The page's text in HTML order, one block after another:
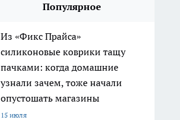
Популярное
Из «Фикс Прайса»
силиконовые коврики тащу
пачками: когда домашние
узнали зачем, тоже начали
опустошать магазины
15 июля